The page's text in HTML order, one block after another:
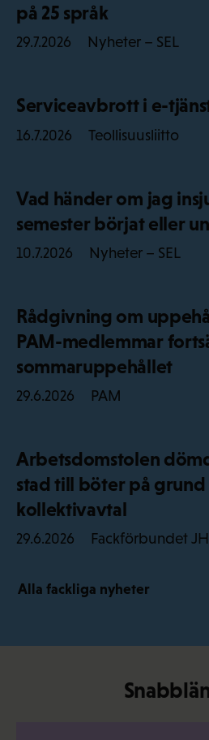
på 25 språk
29.7.2026 Nyheter – SEL
Serviceavbrott i e-
16.7.2026 Teollisuusliitto
Vad händer om jag
semester börjat eller
10.7.2026 Nyheter – SEL
Rådgivning om
PAM-medlemmar
sommaruppehållet
29.6.2026 PAM
Arbetsdomstolen
stad till böter på
kollektivavtal
29.6.2026 Fackförbundet
Alla fackliga nyheter